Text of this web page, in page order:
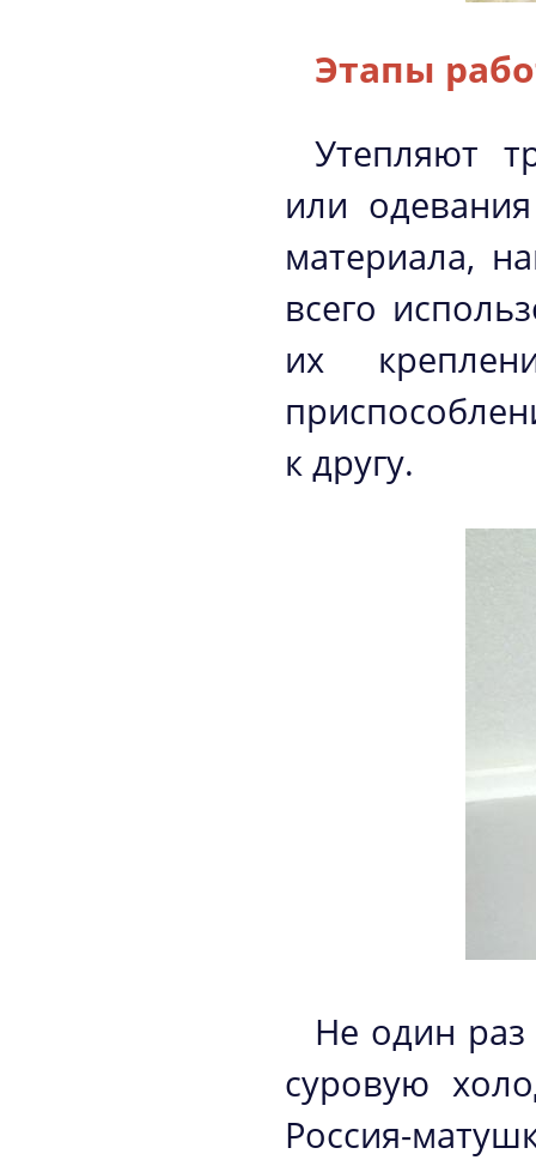
Этапы
Утепляют
или
материала,
всего
их
к другу.
Не один раз
суровую
Россия-